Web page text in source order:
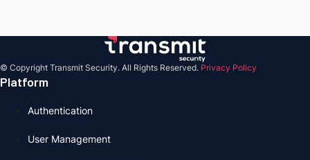
© Copyright Transmit Security. All Rights Reserved. Privacy Policy
Platform
Authentication
User Management